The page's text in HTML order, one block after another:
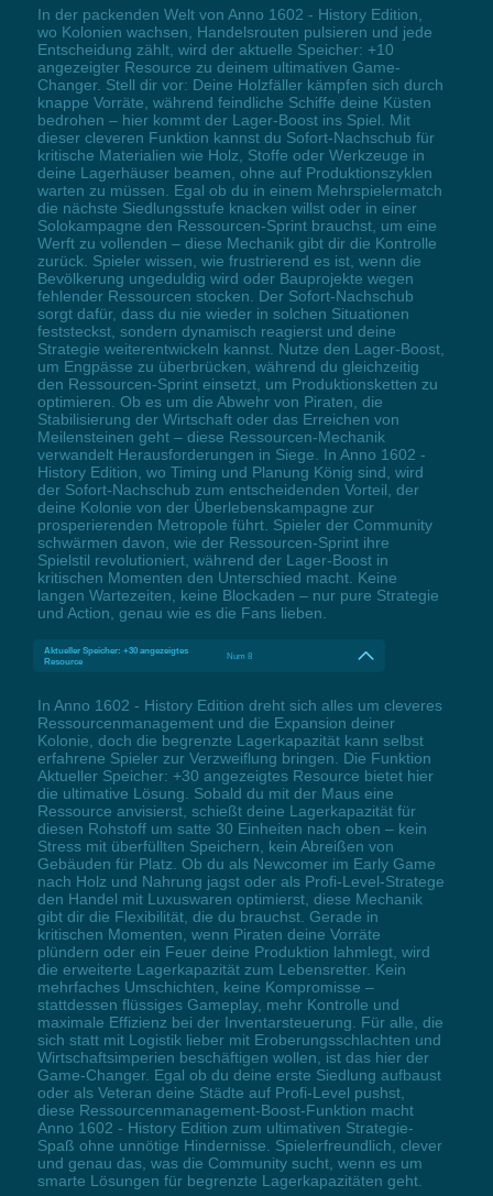
In der packenden Welt von Anno 1602 - History Edition,
wo Kolonien wachsen, Handelsrouten pulsieren und jede
Entscheidung zählt, wird der aktuelle Speicher: +10
angezeigter Resource zu deinem ultimativen Game-
Changer. Stell dir vor: Deine Holzfäller kämpfen sich durch
knappe Vorräte, während feindliche Schiffe deine Küsten
bedrohen – hier kommt der Lager-Boost ins Spiel. Mit
dieser cleveren Funktion kannst du Sofort-Nachschub für
kritische Materialien wie Holz, Stoffe oder Werkzeuge in
deine Lagerhäuser beamen, ohne auf Produktionszyklen
warten zu müssen. Egal ob du in einem Mehrspielermatch
die nächste Siedlungsstufe knacken willst oder in einer
Solokampagne den Ressourcen-Sprint brauchst, um eine
Werft zu vollenden – diese Mechanik gibt dir die Kontrolle
zurück. Spieler wissen, wie frustrierend es ist, wenn die
Bevölkerung ungeduldig wird oder Bauprojekte wegen
fehlender Ressourcen stocken. Der Sofort-Nachschub
sorgt dafür, dass du nie wieder in solchen Situationen
feststeckst, sondern dynamisch reagierst und deine
Strategie weiterentwickeln kannst. Nutze den Lager-Boost,
um Engpässe zu überbrücken, während du gleichzeitig
den Ressourcen-Sprint einsetzt, um Produktionsketten zu
optimieren. Ob es um die Abwehr von Piraten, die
Stabilisierung der Wirtschaft oder das Erreichen von
Meilensteinen geht – diese Ressourcen-Mechanik
verwandelt Herausforderungen in Siege. In Anno 1602 -
History Edition, wo Timing und Planung König sind, wird
der Sofort-Nachschub zum entscheidenden Vorteil, der
deine Kolonie von der Überlebenskampagne zur
prosperierenden Metropole führt. Spieler der Community
schwärmen davon, wie der Ressourcen-Sprint ihre
Spielstil revolutioniert, während der Lager-Boost in
kritischen Momenten den Unterschied macht. Keine
langen Wartezeiten, keine Blockaden – nur pure Strategie
und Action, genau wie es die Fans lieben.
Aktueller Speicher: +30 angezeigtes
Resource
Num 8
In Anno 1602 - History Edition dreht sich alles um cleveres
Ressourcenmanagement und die Expansion deiner
Kolonie, doch die begrenzte Lagerkapazität kann selbst
erfahrene Spieler zur Verzweiflung bringen. Die Funktion
Aktueller Speicher: +30 angezeigtes Resource bietet hier
die ultimative Lösung. Sobald du mit der Maus eine
Ressource anvisierst, schießt deine Lagerkapazität für
diesen Rohstoff um satte 30 Einheiten nach oben – kein
Stress mit überfüllten Speichern, kein Abreißen von
Gebäuden für Platz. Ob du als Newcomer im Early Game
nach Holz und Nahrung jagst oder als Profi-Level-Stratege
den Handel mit Luxuswaren optimierst, diese Mechanik
gibt dir die Flexibilität, die du brauchst. Gerade in
kritischen Momenten, wenn Piraten deine Vorräte
plündern oder ein Feuer deine Produktion lahmlegt, wird
die erweiterte Lagerkapazität zum Lebensretter. Kein
mehrfaches Umschichten, keine Kompromisse –
stattdessen flüssiges Gameplay, mehr Kontrolle und
maximale Effizienz bei der Inventarsteuerung. Für alle, die
sich statt mit Logistik lieber mit Eroberungsschlachten und
Wirtschaftsimperien beschäftigen wollen, ist das hier der
Game-Changer. Egal ob du deine erste Siedlung aufbaust
oder als Veteran deine Städte auf Profi-Level pushst,
diese Ressourcenmanagement-Boost-Funktion macht
Anno 1602 - History Edition zum ultimativen Strategie-
Spaß ohne unnötige Hindernisse. Spielerfreundlich, clever
und genau das, was die Community sucht, wenn es um
smarte Lösungen für begrenzte Lagerkapazitäten geht.